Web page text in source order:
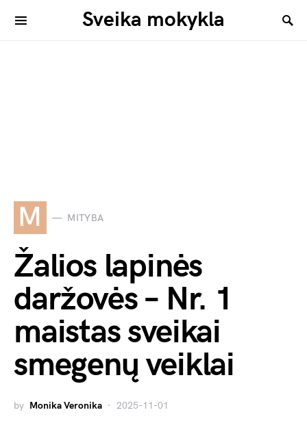
Sveika mokykla
M MITYBA
Žalios lapinės
daržovės – Nr. 1
maistas sveikai
smegenų veiklai
by Monika Veronika 2025-11-01